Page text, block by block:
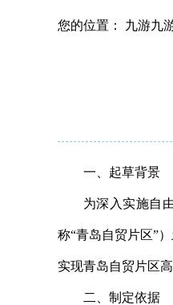
您的位置： 九游九
一、起草背景
为深入实施自
称“青岛自贸片区”
实现青岛自贸片区
二、制定依据